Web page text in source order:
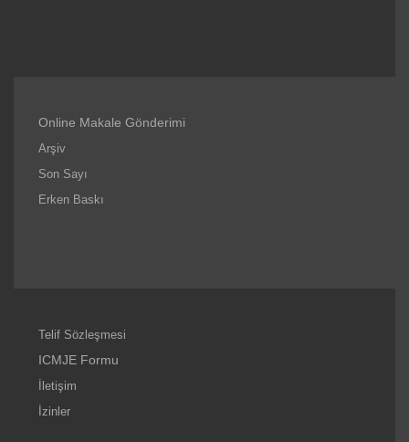
Online Makale Gönderimi
Arşiv
Son Sayı
Erken Baskı
Telif Sözleşmesi
ICMJE Formu
İletişim
İzinler